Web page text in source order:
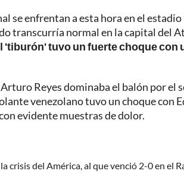
se enfrentan a esta hora en el
transcurría normal en la capital del
'tiburón' tuvo un fuerte choque
Reyes dominaba el balón por el
venezolano tuvo un choque con
evidente muestras de dolor.
crisis del América, al que venció 2-0 en el